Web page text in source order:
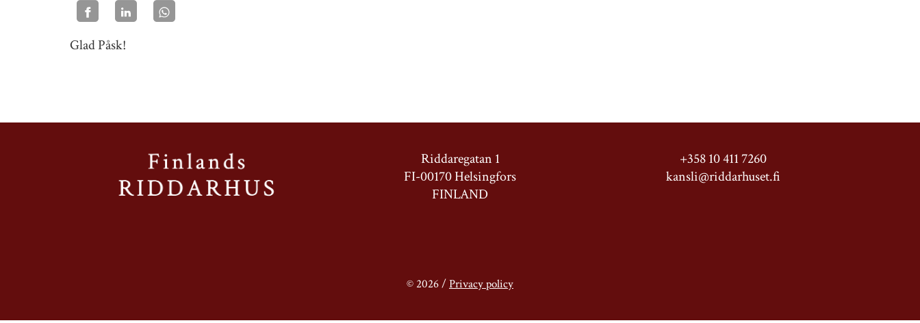
Glad Påsk!
Riddaregatan 1
FI-00170 Helsingfors
FINLAND
+358 10 411 7260
kansli@riddarhuset.fi
© 2026 /Privacy policy